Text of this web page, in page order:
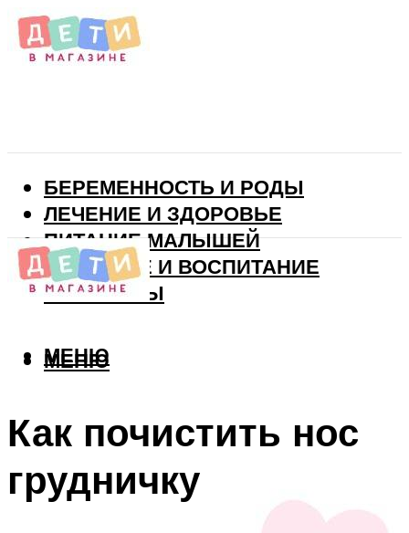
БЕРЕМЕННОСТЬ И РОДЫ
ЛЕЧЕНИЕ И ЗДОРОВЬЕ
ПИТАНИЕ МАЛЫШЕЙ
РАЗВИТИЕ И ВОСПИТАНИЕ
ВИТАМИНЫ
МЕНЮ
МЕНЮ
Как почистить нос
грудничку